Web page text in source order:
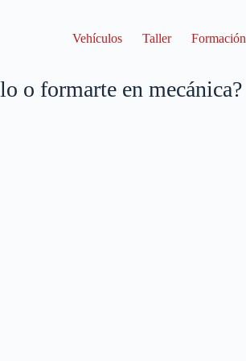
Vehículos Taller Formación
o formarte en mecánica?